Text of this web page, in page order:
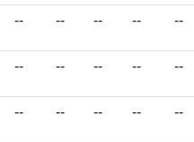
-- -- -- -- --
-- -- -- -- --
-- -- -- -- --